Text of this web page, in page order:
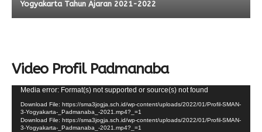
Yogyakarta Tahun Ajaran 2021-2022
Video Profil Padmanaba
Video
Player
Media error: Format(s) not supported or source(s) not found
Download File: https://sma3jogja.sch.id/wp-content/uploads/2022/01/Profil-SMAN-
3-Yogyakarta-_Padmanaba_-2021.mp4?_=1
Download File: https://sma3jogja.sch.id/wp-content/uploads/2022/01/Profil-SMAN-
3-Yogyakarta-_Padmanaba_-2021.mp4?_=1